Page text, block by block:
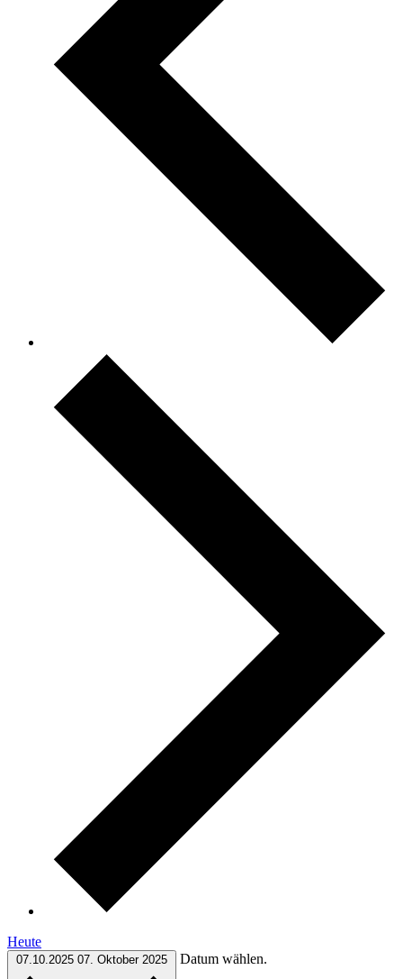
Heute
07.10.2025 07. Oktober 2025 Datum wählen.